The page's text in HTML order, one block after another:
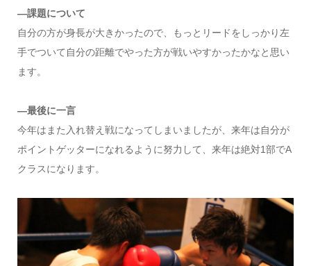
―課題について
自分の方が身長が大きかったので、もっとリードをしっかり左
手でついて自分の距離でやった方が戦いやすかったかなと思い
ます。
―最後に一言
今年はまた入れ替え戦になってしまいましたが、来年は自分が
ポイントゲッターになれるように努力して、来年は絶対1部でA
クラスになります。